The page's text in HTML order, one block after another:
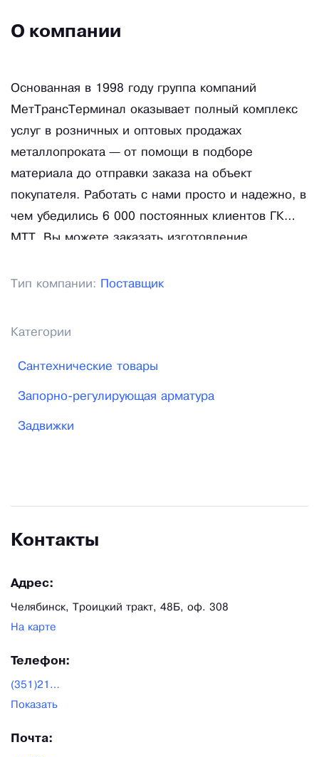
О компании
Основанная в 1998 году группа компаний
МетТрансТерминал оказывает полный комплекс
услуг в розничных и оптовых продажах
металлопроката — от помощи в подборе
материала до отправки заказа на объект
покупателя. Работать с нами просто и надежно, в
чем убедились 6 000 постоянных клиентов ГК
МТТ. Вы можете заказать изготовление
персональным чертежам. У нас есть свое
Тип компании: Поставщик
Категории
Сантехнические товары
Запорно-регулирующая арматура
Задвижки
Контакты
Адрес:
Челябинск, Троицкий тракт, 48Б, оф. 308
На карте
Телефон:
(351)216-03-38
Показать
Почта: